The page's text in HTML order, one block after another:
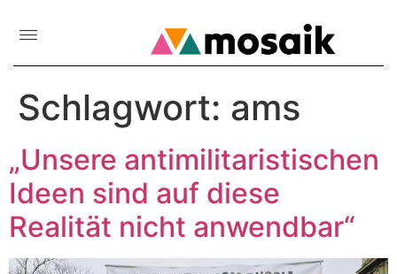
Schlagwort: ams
„Unsere antimilitaristischen
Ideen sind auf diese
Realität nicht anwendbar“